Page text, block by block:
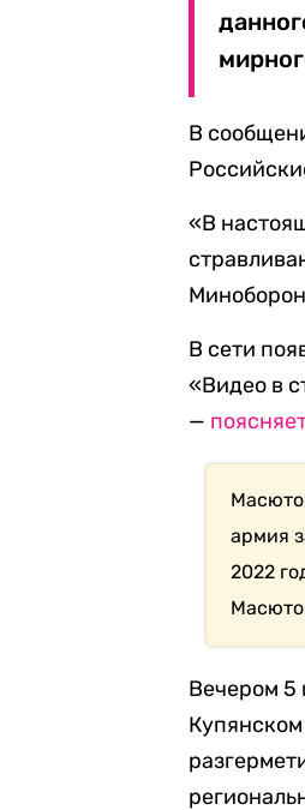
В
«В
В сети
«Видео в
—
армия
2022
Вечером 5